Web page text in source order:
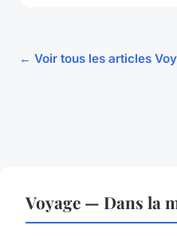
← Voir tous les articles
Voyage — Dans la